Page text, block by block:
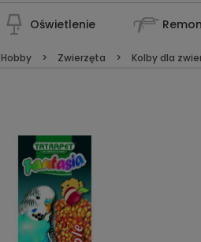
Oświetlenie
Hobby Zwierzęta Kolby dla